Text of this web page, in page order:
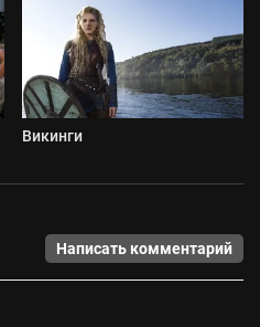
Викинги
Написать комментарий